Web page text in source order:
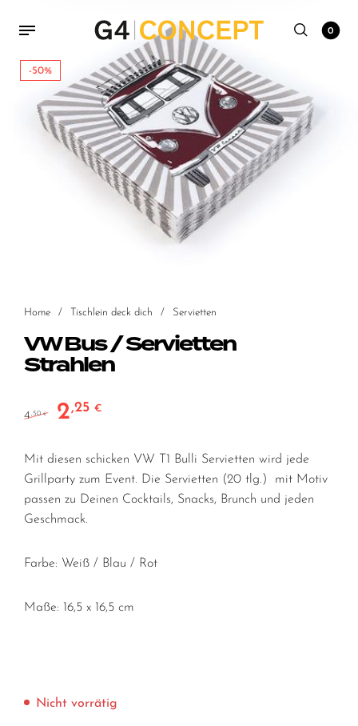
0
-50%
Home / Tischlein deck dich / Servietten
VW Bus / Servietten
Strahlen
4 ,50€ Ursprünglicher Preis war: 4,50 €
2,25€
Mit diesen schicken VW T1 Bulli Servietten wird jede
Grillparty zum Event. Die Servietten (20 tlg.) mit Motiv
passen zu Deinen Cocktails, Snacks, Brunch und jeden
Geschmack.
Farbe: Weiß / Blau / Rot
Maße: 16,5 x 16,5 cm
Nicht vorrätig